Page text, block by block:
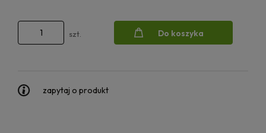
szt. Do koszyka
zapytaj o produkt